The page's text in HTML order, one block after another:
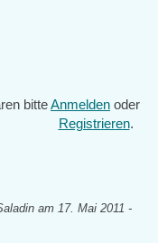
bitteAnmelden oder
Registrieren.
am 17. Mai 2011 -